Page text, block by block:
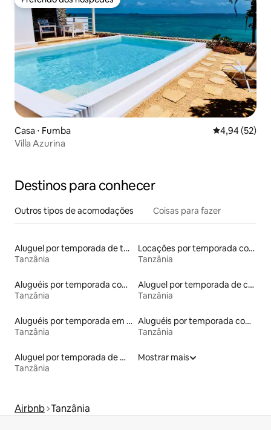
Preferido dos hóspedes
Casa ⋅ Fumba 4,94 de uma
4,94 (52)
Villa Azurina
Destinos para conhecer
Outros tipos de acomodações Coisas para fazer
Aluguel por temporada de townhouses
Tanzânia
Locações por temporada com piscina
Tanzânia
Aluguéis por temporada com café da manhã
Tanzânia
Aluguel por temporada de casas arredondadas
Tanzânia
Aluguéis por temporada em acampamentos
Tanzânia
Aluguéis por temporada com acesso à praia
Tanzânia
Aluguel por temporada de microcasas
Tanzânia
Mostrar mais
Airbnb Tanzânia